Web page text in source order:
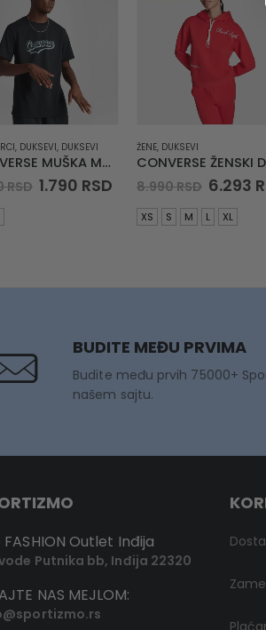
, DUKSEVI, DUKSEVI
CONVERSE MUŠKA MAJICA Varsity T-Shirt
RSD Original
1.790 RSD Current
1.790 RSD.
ŽENE, DUKSEVI
8.990RSD
was:
8.990
6.293
XS S M L XL
BUDITE MEĐU PRVIMA
Budite među prvih 75000+
našem sajtu.
FASHION Outlet Inđija
Putnika bb, Inđija 22320
NAS MEJLOM: